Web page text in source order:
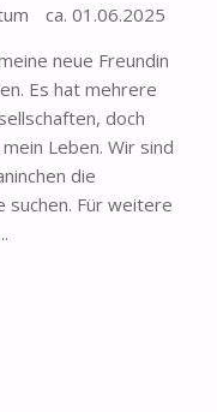
ca. 01.06.2025
neue Freundin
Es hat mehrere
doch
Leben. Wir sind
die
suchen. Für weitere